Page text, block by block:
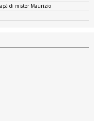
di mister Maurizio